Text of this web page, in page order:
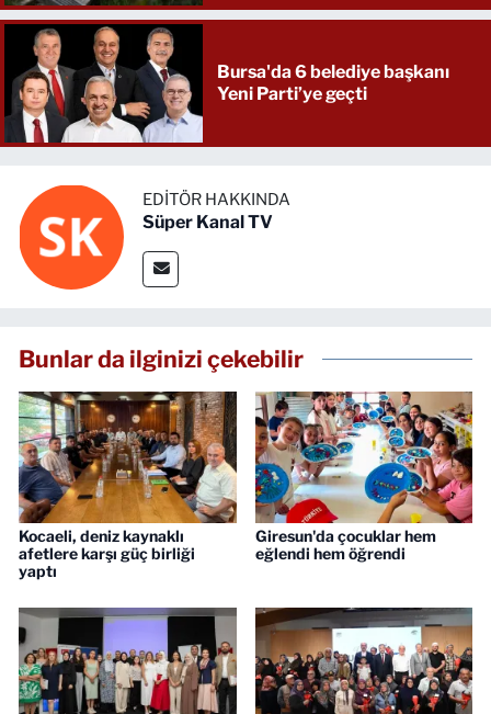
Bursa'da 6 belediye başkanı
Yeni Parti’ye geçti
EDITÖR HAKKINDA
Süper Kanal TV
Bunlar da ilginizi çekebilir
Kocaeli, deniz kaynaklı
afetlere karşı güç birliği
yaptı
Giresun'da çocuklar hem
eğlendi hem öğrendi